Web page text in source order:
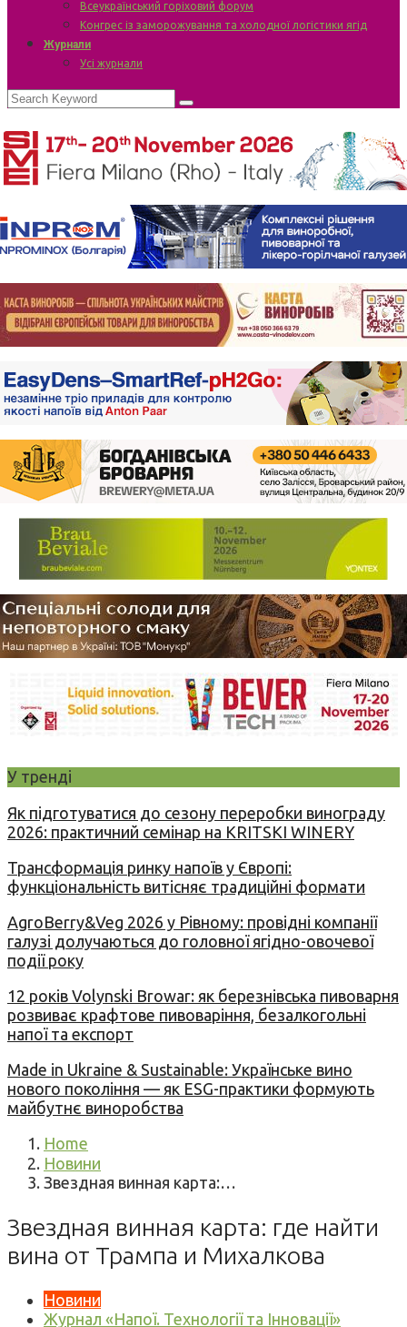
Всеукраїнський горіховий форум
Конгрес із заморожування та холодної логістики ягід
Журнали
Усі журнали
У тренді
Як підготуватися до сезону переробки винограду
2026: практичний семінар на KRITSKI WINERY
Трансформація ринку напоїв у Європі:
функціональність витісняє традиційні формати
AgroBerry&Veg 2026 у Рівному: провідні компанії
галузі долучаються до головної ягідно-овочевої
події року
12 років Volynski Browar: як березнівська пивоварня
розвиває крафтове пивоваріння, безалкогольні
напої та експорт
Made in Ukraine & Sustainable: Українське вино
нового покоління — як ESG-практики формують
майбутнє виноробства
Home
Новини
Звездная винная карта:…
Звездная винная карта: где найти
вина от Трампа и Михалкова
Новини
Журнал «Напої. Технології та Інновації»